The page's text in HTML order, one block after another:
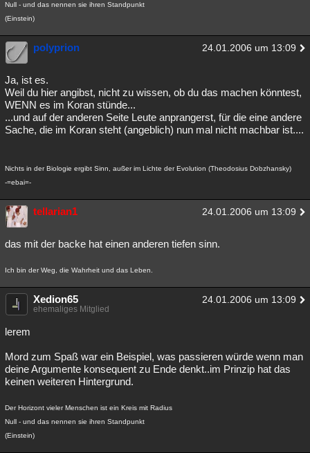
Null - und das nennen sie ihren Standpunkt
(Einstein)
polyprion 24.01.2006 um 13:09
Ja, ist es.
Weil du hier angibst, nicht zu wissen, ob du das machen könntest,
WENN es im Koran stünde...
...und auf der anderen Seite Leute anprangerst, für die eine andere
Sache, die im Koran steht (angeblich) nun mal nicht machbar ist....
Nichts in der Biologie ergibt Sinn, außer im Lichte der Evolution (Theodosius Dobzhansky)
-=ebai=-
tellarian1 24.01.2006 um 13:09
das mit der backe hat einen anderen tiefen sinn.
Ich bin der Weg, die Wahrheit und das Leben.
Xedion65 24.01.2006 um 13:09
ehemaliges Mitglied
lerem
Mord zum Spaß war ein Beispiel, was passieren würde wenn man
deine Argumente konsequent zu Ende denkt..im Prinzip hat das
keinen weiteren Hintergrund.
Der Horizont vieler Menschen ist ein Kreis mit Radius
Null - und das nennen sie ihren Standpunkt
(Einstein)